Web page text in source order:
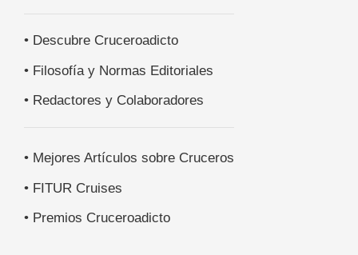
• Descubre Cruceroadicto
• Filosofía y Normas Editoriales
• Redactores y Colaboradores
• Mejores Artículos sobre Cruceros
• FITUR Cruises
• Premios Cruceroadicto